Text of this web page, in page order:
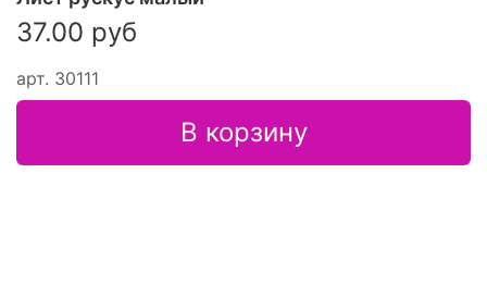
арт. З0111
37.00 руб
В корзину